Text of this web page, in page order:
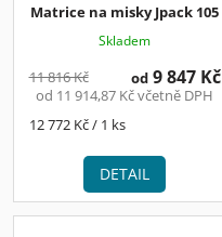
Matrice na misky Jpack 105
Skladem
11 816 Kč
od 11 914,87 Kč včetně DPH
od9 847 Kč
Měrná
12 772 Kč / 1 ks
DETAIL